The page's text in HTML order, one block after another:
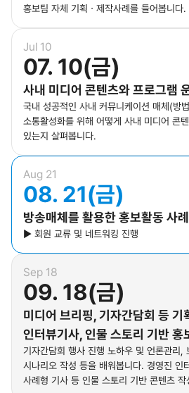
홍보팀 자체 기획ㆍ제작사례를 들어봅니다.
Jul 10
07. 10(금)
사내 미디어 콘텐츠와 프로그램
국내 성공적인 사내 커뮤니케이션 매체(방
소통활성화를 위해 어떻게 사내 미디어 콘
있는지 살펴봅니다.
Aug 21
08. 21(금)
방송매체를 활용한 홍보활동 사
▶ 회원 교류 및 네트워킹 진행
Sep 18
09. 18(금)
미디어 브리핑, 기자간담회 등 기
인터뷰기사, 인물 스토리 기반 홍
기자간담회 행사 진행 노하우 및 언론관리,
시나리오 작성 등을 배워봅니다. 경영진 인
사례형 기사 등 인물 스토리 기반 콘텐츠